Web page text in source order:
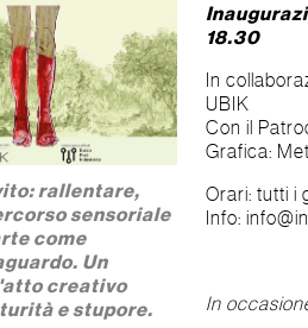
rallentare,
sensoriale
come
Un
creativo
e stupore.
18.30
In
UBIK
Con il
Grafica:
Orari: tutti i
Info:
In